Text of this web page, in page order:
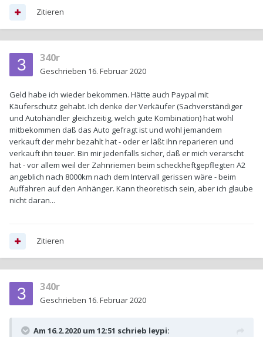
Zitieren
340r
Geschrieben 16. Februar 2020
Geld habe ich wieder bekommen. Hätte auch Paypal mit
Käuferschutz gehabt. Ich denke der Verkäufer (Sachverständiger
und Autohändler gleichzeitig, welch gute Kombination) hat wohl
mitbekommen daß das Auto gefragt ist und wohl jemandem
verkauft der mehr bezahlt hat - oder er läßt ihn reparieren und
verkauft ihn teuer. Bin mir jedenfalls sicher, daß er mich verarscht
hat - vor allem weil der Zahnriemen beim scheckheftgepflegten A2
angeblich nach 8000km nach dem Intervall gerissen wäre - beim
Auffahren auf den Anhänger. Kann theoretisch sein, aber ich glaube
nicht daran...
Zitieren
340r
Geschrieben 16. Februar 2020
Am 16.2.2020 um 12:51 schrieb leypi: